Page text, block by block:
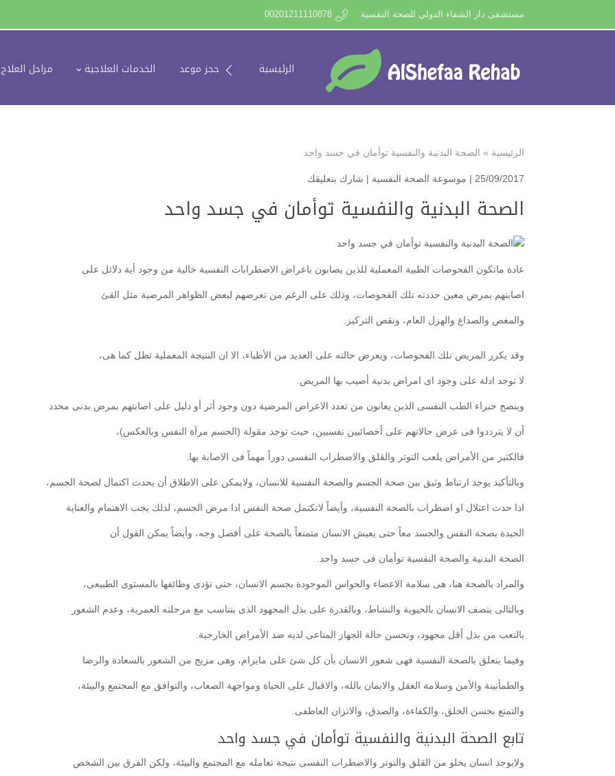
مستشفى دار الشفاء الدولي للصحة النفسية 00201211110878
الرئيسية حجز موعد الخدمات العلاجية مراحل العلاج
الرئيسية » الصحة البدنية والنفسية توأمان في جسد واحد
25/09/2017 | موسوعة الصحة النفسية | شارك بتعليقك
الصحة البدنية والنفسية توأمان في جسد واحد
عادة ماتكون الفحوصات الطبية المعملية للذين يصابون باعراض الاضطرابات النفسية خالية من وجود أية دلائل على
اصابتهم بمرض معين حددته تلك الفحوصات، وذلك على الرغم من تعرضهم لبعض الظواهر المرضية مثل القئ
والمغص والصداع والهزل العام، ونقص التركيز.
وقد يكرر المريض تلك الفحوصات، ويعرض حالته على العديد من الأطباء، الا ان النتيجة المعملية تظل كما هى،
لا توجد ادلة على وجود اى امراض بدنية أصيب بها المريض.
وينصح خبراء الطب النفسى الذين يعانون من تعدد الاعراض المرضية دون وجود أثر أو دليل على اصابتهم بمرض بدنى محدد
أن لا يترددوا فى عرض حالاتهم على أخصائيين نفسيين، حيث توجد مقولة (الجسم مرآة النفس وبالعكس)،
فالكثير من الأمراض يلعب التوتر والقلق والاضطراب النفسى دوراً مهماً فى الاصابة بها.
وبالتأكيد يوجد ارتباط وثيق بين صحة الجسم والصحة النفسية للانسان، ولايمكن على الاطلاق أن يحدث اكتمال لصحة الجسم،
اذا حدث اعتلال او اضطراب بالصحة النفسية، وأيضاً لاتكتمل صحة النفس اذا مرض الجسم، لذلك يجب الاهتمام والعناية
الجيدة بصحة النفس والجسد معاً حتى يعيش الانسان متمتعاً بالصحة على أفضل وجه، وأيضاً يمكن القول أن
الصحة البدنية والصحة النفسية توأمان فى جسد واحد.
والمراد بالصحة هنا، هى سلامة الاعضاء والحواس الموجودة بجسم الانسان، حتى تؤدى وظائفها بالمستوى الطبيعى،
وبالتالى يتصف الانسان بالحيوية والنشاط، وبالقدرة على بذل المجهود الذى يتناسب مع مرحلته العمرية، وعدم الشعور
بالتعب من بذل أقل مجهود، وتحسن حالة الجهاز المناعى لديه ضد الأمراض الخارجية.
وفيما يتعلق بالصحة النفسية فهى شعور الانسان بأن كل شئ على مايرام، وهى مزيج من الشعور بالسعادة والرضا
والطمأنينة والأمن وسلامة العقل والايمان بالله، والاقبال على الحياة ومواجهة الصعاب، والتوافق مع المجتمع والبيئة،
والتمتع بحسن الخلق، والكفاءة، والصدق، والاتزان العاطفى.
تابع الصحة البدنية والنفسية توأمان في جسد واحد
ولايوجد انسان يخلو من القلق والتوتر والاضطراب النفسى نتيجة تعامله مع المجتمع والبيئة، ولكن الفرق بين الشخص